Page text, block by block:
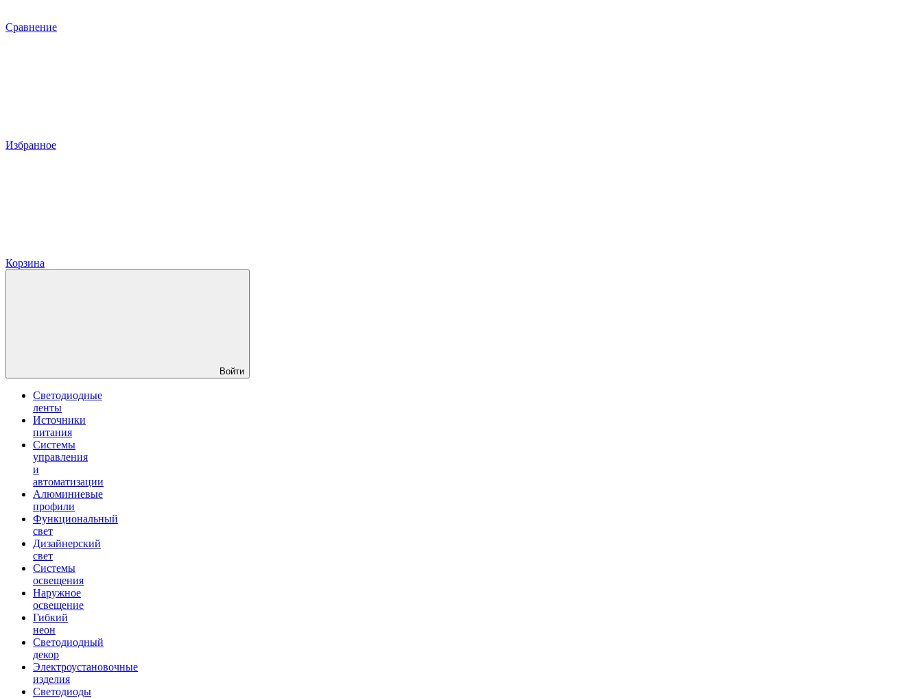
Сравнение
Избранное
Корзина
Войти
Светодиодные
ленты
Источники
питания
Системы
управления
и
автоматизации
Алюминиевые
профили
Функциональный
свет
Дизайнерский
свет
Системы
освещения
Наружное
освещение
Гибкий
неон
Светодиодный
декор
Электроустановочные
изделия
Светодиоды